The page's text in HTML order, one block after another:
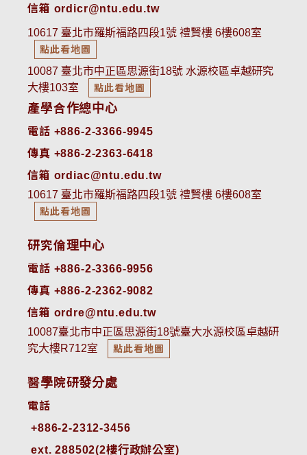
信箱 ordicr@ntu.edu.tw
10617 臺北市羅斯福路四段1號 禮賢樓 6樓608室
點此看地圖
10087 臺北市中正區思源街18號 水源校區卓越研究
大樓103室
點此看地圖
產學合作總中心
電話 +886-2-3366-9945
傳真 +886-2-2363-6418
信箱 ordiac@ntu.edu.tw
10617 臺北市羅斯福路四段1號 禮賢樓 6樓608室
點此看地圖
研究倫理中心
電話 +886-2-3366-9956
傳真 +886-2-2362-9082
信箱 ordre@ntu.edu.tw
10087臺北市中正區思源街18號臺大水源校區卓越研
究大樓R712室
點此看地圖
醫學院研發分處
電話
ext. 288502(2樓行政辦公室)